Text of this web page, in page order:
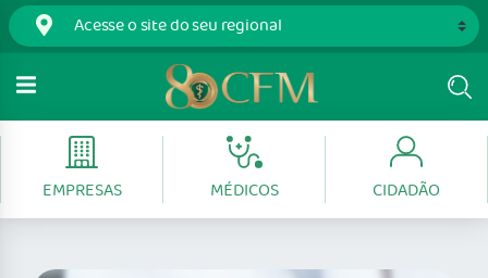
EMPRESAS MÉDICOS CIDADÃO